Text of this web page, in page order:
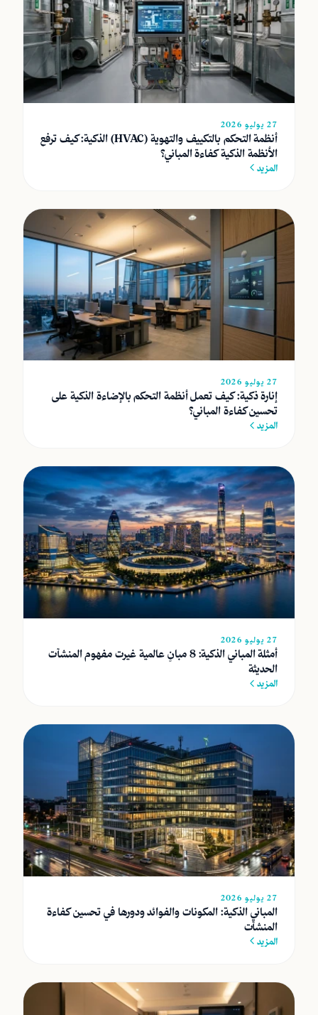
27 يوليو 2026
أنظمة التحكم بالتكييف والتهوية (HVAC) الذكية: كيف ترفع
الأنظمة الذكية كفاءة المباني؟
المزيد
27 يوليو 2026
إنارة ذكية: كيف تعمل أنظمة التحكم بالإضاءة الذكية على
تحسين كفاءة المباني؟
المزيد
27 يوليو 2026
أمثلة المباني الذكية: 8 مبانٍ عالمية غيرت مفهوم المنشآت
الحديثة
المزيد
27 يوليو 2026
المباني الذكية: المكونات والفوائد ودورها في تحسين كفاءة
المنشآت
المزيد